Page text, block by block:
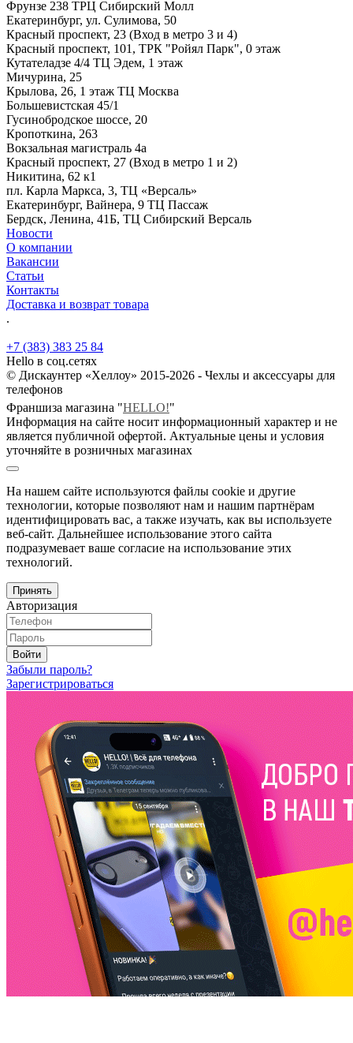
Фрунзе 238 ТРЦ Сибирский Молл
Екатеринбург, ул. Сулимова, 50
Красный проспект, 23 (Вход в метро 3 и 4)
Красный проспект, 101, ТРК "Ройял Парк", 0 этаж
Кутателадзе 4/4 ТЦ Эдем, 1 этаж
Мичурина, 25
Крылова, 26, 1 этаж ТЦ Москва
Большевистская 45/1
Гусинобродское шоссе, 20
Кропоткина, 263
Вокзальная магистраль 4а
Красный проспект, 27 (Вход в метро 1 и 2)
Никитина, 62 к1
пл. Карла Маркса, 3, ТЦ «Версаль»
Екатеринбург, Вайнера, 9 ТЦ Пассаж
Бердск, Ленина, 41Б, ТЦ Сибирский Версаль
Новости
О компании
Вакансии
Статьи
Контакты
Доставка и возврат товара
.
+7 (383) 383 25 84
Hello в соц.сетях
© Дискаунтер «Хеллоу» 2015-2026 - Чехлы и аксессуары для
телефонов
Франшиза магазина "HELLO!"
Информация на сайте носит информационный характер и не
является публичной офертой. Актуальные цены и условия
уточняйте в розничных магазинах
На нашем сайте используются файлы cookie и другие
технологии, которые позволяют нам и нашим партнёрам
идентифицировать вас, а также изучать, как вы используете
веб-сайт. Дальнейшее использование этого сайта
подразумевает ваше согласие на использование этих
технологий.
Принять
Авторизация
Войти
Забыли пароль?
Зарегистрироваться